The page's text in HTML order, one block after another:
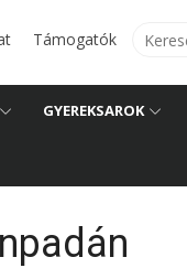
Search
Támogatók
GYEREKSAROK